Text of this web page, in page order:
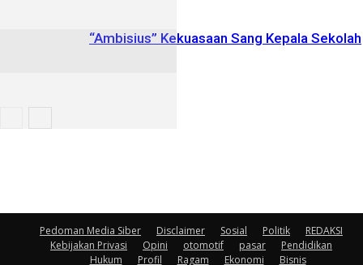
“Ambisius” Kekuasaan Sang Kepala Sekolah
Pedoman Media Siber Disclaimer Sosial Politik
REDAKSI
Kebijakan Privasi
Opini otomotif pasar
Pendidikan
Hukum
Profil Ragam Ekonomi
Bisnis